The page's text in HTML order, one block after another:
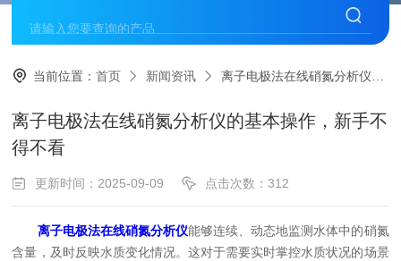
当前位置：首页 新闻资讯 离子电极法在线硝氮分析仪的基本操作，新手不得不看
离子电极法在线硝氮分析仪的基本操作，新手不
得不看
更新时间：2025-09-09 点击次数：312
离子电极法在线硝氮分析仪能够连续、动态地监测水体中的硝氮
含量，及时反映水质变化情况。这对于需要实时掌控水质状况的场景